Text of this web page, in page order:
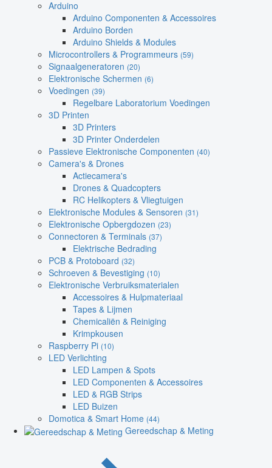
Arduino
Arduino Componenten & Accessoires
Arduino Borden
Arduino Shields & Modules
Microcontrollers & Programmeurs (59)
Signaalgeneratoren (20)
Elektronische Schermen (6)
Voedingen (39)
Regelbare Laboratorium Voedingen
3D Printen
3D Printers
3D Printer Onderdelen
Passieve Elektronische Componenten (40)
Camera's & Drones
Actiecamera's
Drones & Quadcopters
RC Helikopters & Vliegtuigen
Elektronische Modules & Sensoren (31)
Elektronische Opbergdozen (23)
Connectoren & Terminals (37)
Elektrische Bedrading
PCB & Protoboard (32)
Schroeven & Bevestiging (10)
Elektronische Verbruiksmaterialen
Accessoires & Hulpmateriaal
Tapes & Lijmen
Chemicaliën & Reiniging
Krimpkousen
Raspberry Pi (10)
LED Verlichting
LED Lampen & Spots
LED Componenten & Accessoires
LED & RGB Strips
LED Buizen
Domotica & Smart Home (44)
Gereedschap & Meting